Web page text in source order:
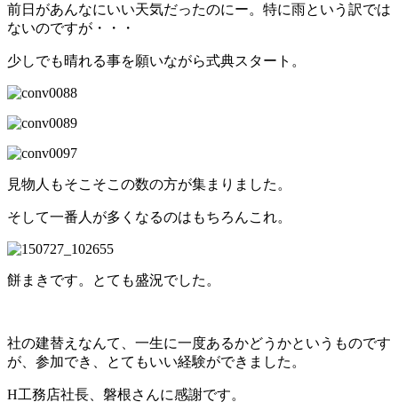
前日があんなにいい天気だったのにー。特に雨という訳では
ないのですが・・・
少しでも晴れる事を願いながら式典スタート。
見物人もそこそこの数の方が集まりました。
そして一番人が多くなるのはもちろんこれ。
餅まきです。とても盛況でした。
社の建替えなんて、一生に一度あるかどうかというものです
が、参加でき、とてもいい経験ができました。
H工務店社長、磐根さんに感謝です。